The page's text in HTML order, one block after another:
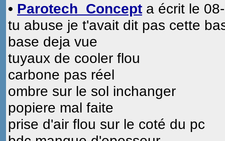
• Parotech_Concept a écrit le
tu abuse je t'avait dit pas cette
base deja vue
tuyaux de cooler flou
carbone pas réel
ombre sur le sol inchanger
popiere mal faite
prise d'air flou sur le coté du pc